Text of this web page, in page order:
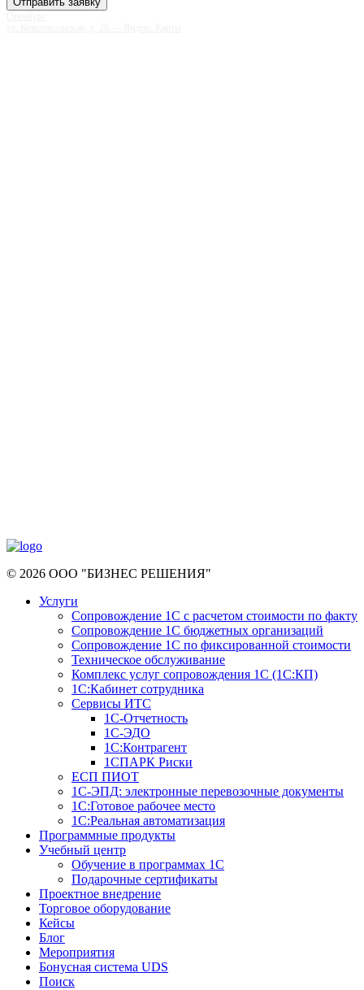
© 2026 ООО "БИЗНЕС РЕШЕНИЯ"
Услуги
Сопровождение 1С с расчетом стоимости по факту
Сопровождение 1С бюджетных организаций
Сопровождение 1С по фиксированной стоимости
Техническое обслуживание
Комплекс услуг сопровождения 1С (1С:КП)
1С:Кабинет сотрудника
Сервисы ИТС
1С-Отчетность
1С-ЭДО
1С:Контрагент
1СПАРК Риски
ЕСП ПИОТ
1С-ЭПД: электронные перевозочные документы
1С:Готовое рабочее место
1С:Реальная автоматизация
Программные продукты
Учебный центр
Обучение в программах 1С
Подарочные сертификаты
Проектное внедрение
Торговое оборудование
Кейсы
Блог
Мероприятия
Бонусная система UDS
Поиск